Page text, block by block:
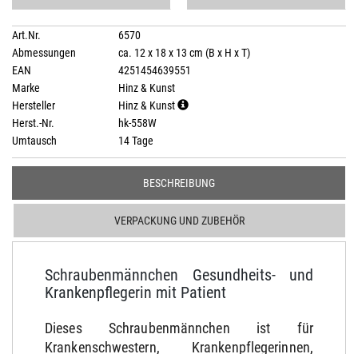
Art.Nr.
6570
Abmessungen
ca. 12 x 18 x 13 cm (B x H x T)
EAN
4251454639551
Marke
Hinz & Kunst
Hersteller
Hinz & Kunst
Herst.-Nr.
hk-558W
Umtausch
14 Tage
BESCHREIBUNG
VERPACKUNG UND ZUBEHÖR
Schraubenmännchen Gesundheits- und
Krankenpflegerin mit Patient
Dieses Schraubenmännchen ist für
Krankenschwestern, Krankenpflegerinnen,